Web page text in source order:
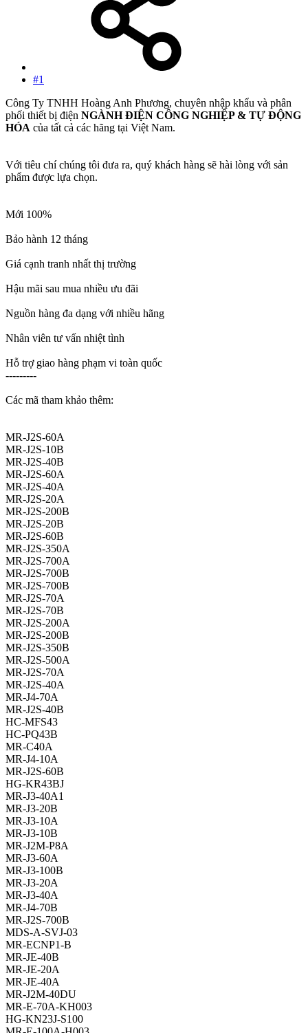
#1
Công Ty TNHH Hoàng Anh Phương, chuyên nhập khẩu và phân
phối thiết bị điện NGÀNH ĐIỆN CÔNG NGHIỆP & TỰ ĐỘNG
HÓA của tất cả các hãng tại Việt Nam.
Với tiêu chí chúng tôi đưa ra, quý khách hàng sẽ hài lòng với sản
phẩm được lựa chọn.
Mới 100%
Bảo hành 12 tháng
Giá cạnh tranh nhất thị trường
Hậu mãi sau mua nhiều ưu đãi
Nguồn hàng đa dạng với nhiều hãng
Nhân viên tư vấn nhiệt tình
Hỗ trợ giao hàng phạm vi toàn quốc
---------
Các mã tham khảo thêm:
MR-J2S-60A
MR-J2S-10B
MR-J2S-40B
MR-J2S-60A
MR-J2S-40A
MR-J2S-20A
MR-J2S-200B
MR-J2S-20B
MR-J2S-60B
MR-J2S-350A
MR-J2S-700A
MR-J2S-700B
MR-J2S-700B
MR-J2S-70A
MR-J2S-70B
MR-J2S-200A
MR-J2S-200B
MR-J2S-350B
MR-J2S-500A
MR-J2S-70A
MR-J2S-40A
MR-J4-70A
MR-J2S-40B
HC-MFS43
HC-PQ43B
MR-C40A
MR-J4-10A
MR-J2S-60B
HG-KR43BJ
MR-J3-40A1
MR-J3-20B
MR-J3-10A
MR-J3-10B
MR-J2M-P8A
MR-J3-60A
MR-J3-100B
MR-J3-20A
MR-J3-40A
MR-J4-70B
MR-J2S-700B
MDS-A-SVJ-03
MR-ECNP1-B
MR-JE-40B
MR-JE-20A
MR-JE-40A
MR-J2M-40DU
MR-E-70A-KH003
HG-KN23J-S100